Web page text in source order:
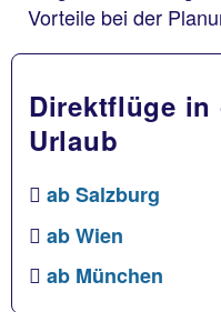
Vorteile bei der
Direktflüge in
Urlaub
ab Salzburg
ab Wien
ab München